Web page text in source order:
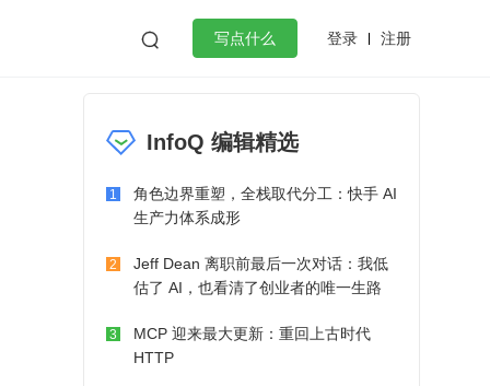
 写点什么 登录 注册
微服务架构 flutter
InfoQ 编辑精选
1
角色边界重塑，全栈取代分工：快手 AI
生产力体系成形
2
Jeff Dean 离职前最后一次对话：我低
估了 AI，也看清了创业者的唯一生路
3
MCP 迎来最大更新：重回上古时代
HTTP